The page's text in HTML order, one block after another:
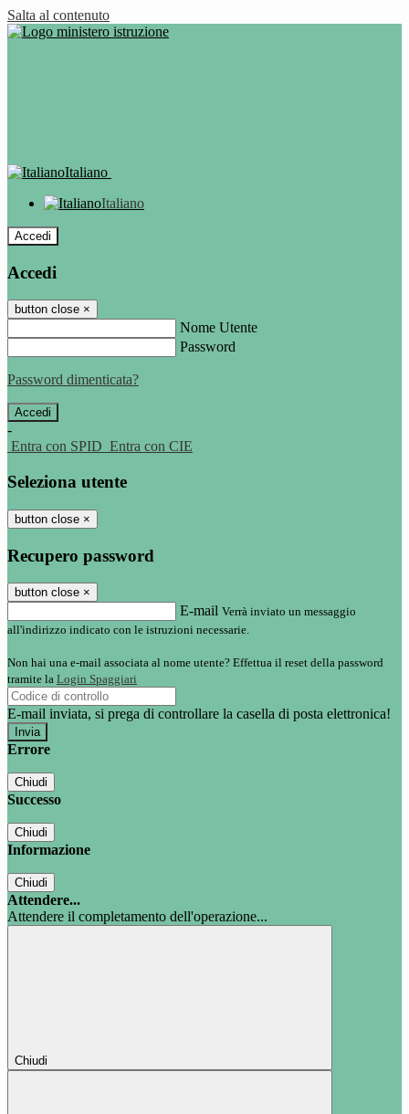
Salta al contenuto
Italiano
Italiano
Accedi
Accedi
button close ×
Nome Utente
Password
Password dimenticata?
-
Entra con SPID Entra con CIE
Seleziona utente
button close ×
Recupero password
button close ×
E-mail Verrà inviato un messaggio
all'indirizzo indicato con le istruzioni necessarie.
Non hai una e-mail associata al nome utente? Effettua il reset della password
tramite la Login Spaggiari
E-mail inviata, si prega di controllare la casella di posta elettronica!
Errore
Chiudi
Successo
Chiudi
Informazione
Chiudi
Attendere...
Attendere il completamento dell'operazione...
Chiudi